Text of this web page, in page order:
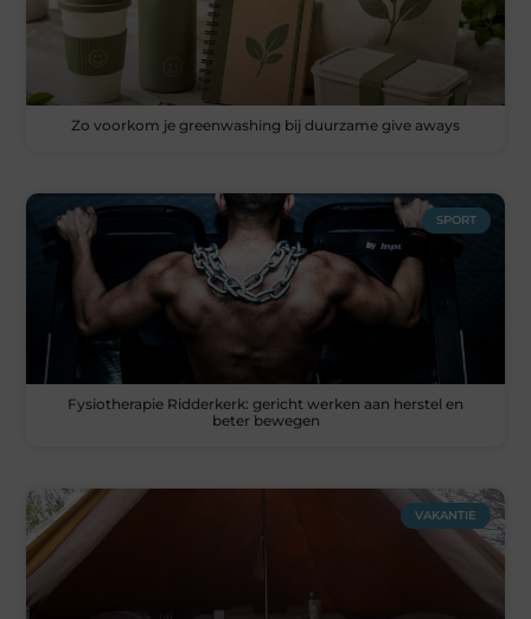
Zo voorkom je greenwashing bij duurzame give aways
SPORT
Fysiotherapie Ridderkerk: gericht werken aan herstel en
beter bewegen
VAKANTIE